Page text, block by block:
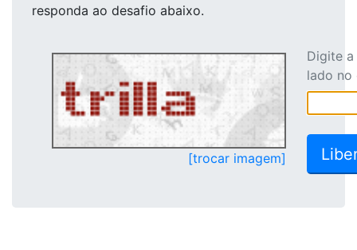
responda ao desafio abaixo.
[trocar imagem]
Digite
lado no